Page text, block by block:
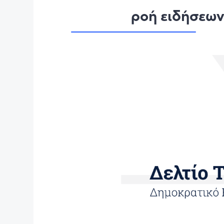
ροή ειδήσεων